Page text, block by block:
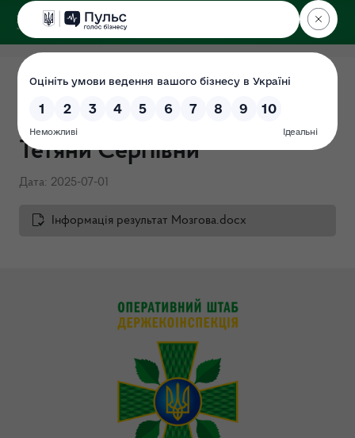
ДЕРЖЕКОІНСПЕКЦІЯ
Завершено проведення
перевірки щодо Мозгової
Тетяни Сергіївни
Дата: 2025-07-01
Інформація результат Мозгова.docx